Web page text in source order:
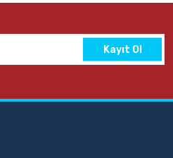
Kayıt Ol